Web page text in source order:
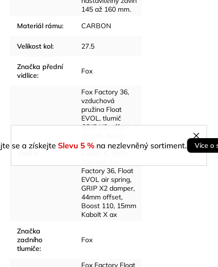
se a získejte Slevu 5 % na nezlevněný sortiment. Více o
145 až 160 mm.
Materiál rámu: CARBON
Velikost kol: 27.5
Značka přední
vidlice: Fox
Fox Factory 36,
vzduchová
pružina Float
EVOL, tlumič
GRIP X2, offset
110, 15mm osa
Factory 36, Float
EVOL air spring,
GRIP X2 damper,
44mm offset,
Boost 110, 15mm
Kabolt X ax
Značka
zadního
tlumiče:
Fox
Fox Factory Float